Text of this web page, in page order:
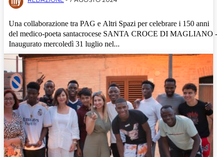
Una collaborazione tra PAG e Altri Spazi per celebrare i 150 anni
del medico-poeta santacrocese SANTA CROCE DI MAGLIANO -
Inaugurato mercoledì 31 luglio nel...